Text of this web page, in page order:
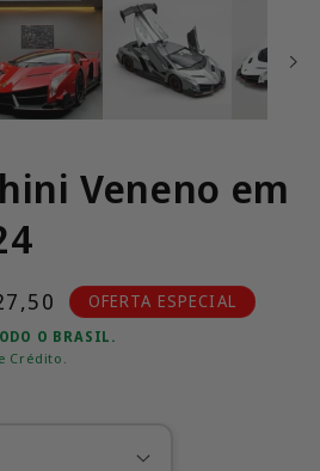
Veneno em
OFERTA ESPECIAL
O BRASIL.
Crédito.